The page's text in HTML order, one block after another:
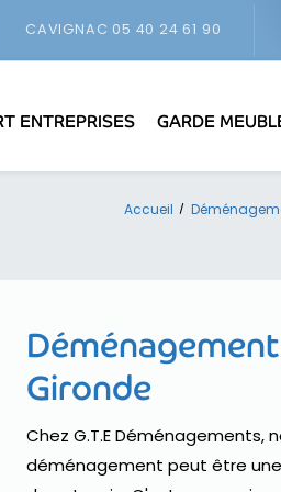
CAVIGNAC 05 40 24 61 90
ENTREPRISES GARDE
Accueil
Gironde
Chez G.T.E Déménagements,
déménagement peut être